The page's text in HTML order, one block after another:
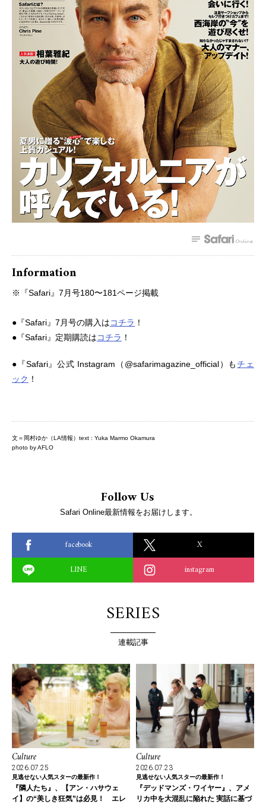
Information
※『Safari』7月号180〜181ページ掲載
●『Safari』7月号の購入はコチラ ！
●『Safari』定期購読はコチラ ！
●『Safari』公式 Instagram（@safarimagazine_official）もチェ
ック ！
文＝岡村ゆか（LA情報）text : Yuka Marmo Okamura
photo by AFLO
Follow Us
Safari Online最新情報をお届けします。
facebook
X
LINE
instagram
SERIES
連載記事
Culture
2026.07.25
見逃せない人気スターの最新作！
『隣人たち』、【アン・ハサウェ
イ】の“美しき狂気”は必見！ エレ
Culture
2026.07.23
見逃せない人気スターの最新作！
『デッドマンズ・ワイヤー』、アメ
リカ中を大混乱に陥れた 実話に基づ